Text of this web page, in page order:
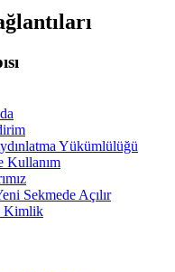
Yükümlülüğü
Kullanım
Sekmede Açılır
Kimlik